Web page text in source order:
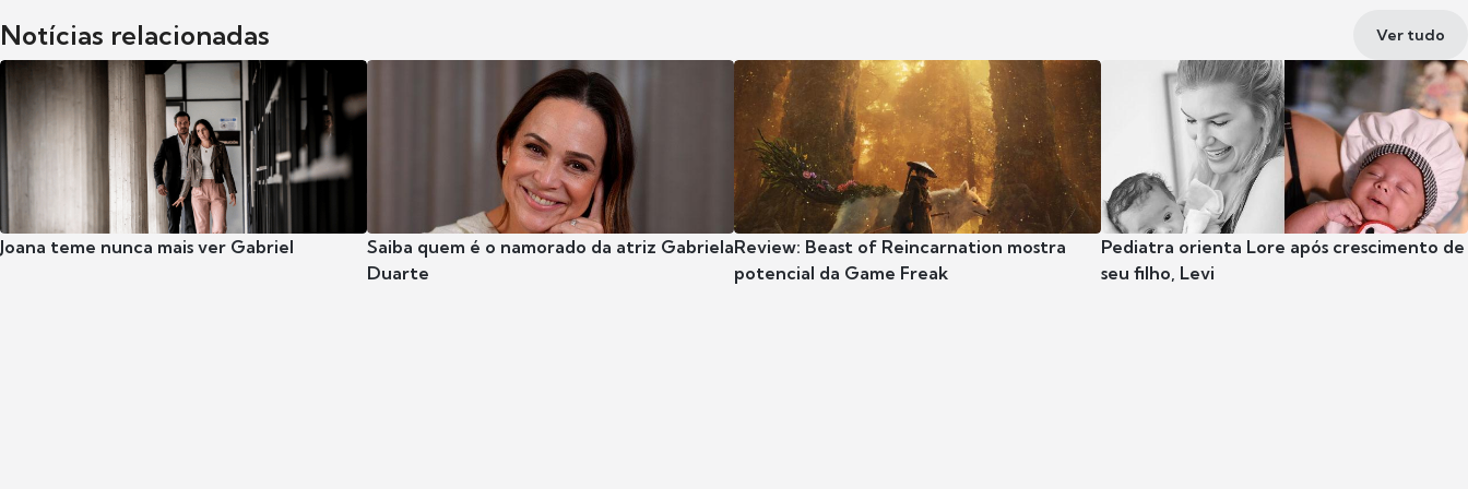
Notícias relacionadas Ver tudo
Joana teme nunca mais ver Gabriel
Saiba quem é o namorado da atriz Gabriela
Duarte
Review: Beast of Reincarnation mostra
potencial da Game Freak
Pediatra orienta Lore após crescimento de
seu filho, Levi